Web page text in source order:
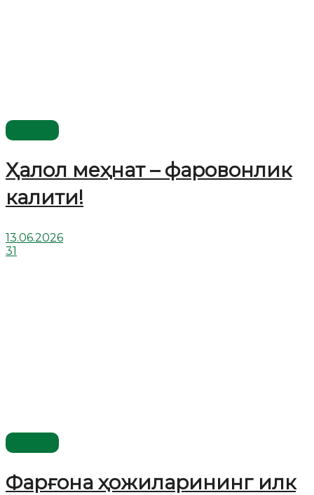
Ҳалол меҳнат – фаровонлик
калити!
13.06.2026
31
Фарғона ҳожиларининг илк